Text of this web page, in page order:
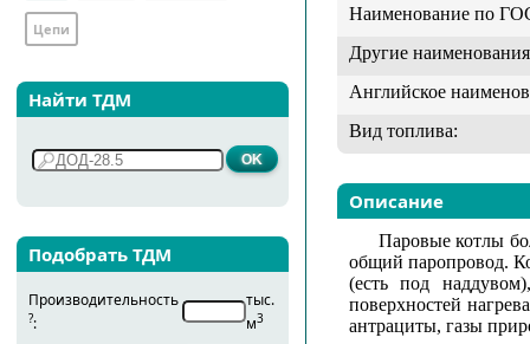
Цепи
Найти ТДМ
Подобрать ТДМ
Производительность
?:
тыс.
м3
Наименование по
Другие
Английское
Вид топлива:
Описание
Паровые котлы
общий паропровод.
(есть под
поверхностей
антрациты, газы